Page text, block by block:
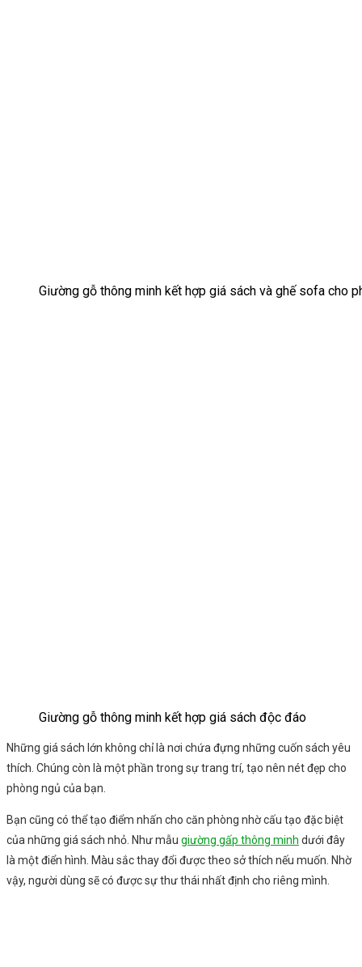
Giường gỗ thông minh kết hợp giá sách và ghế sofa cho
Giường gỗ thông minh kết hợp giá sách độc đáo
Những giá sách lớn không chỉ là nơi chứa đựng những cuốn sách yêu
thích. Chúng còn là một phần trong sự trang trí, tạo nên nét đẹp cho
phòng ngủ của bạn.
Bạn cũng có thể tạo điểm nhấn cho căn phòng nhờ cấu tạo đặc biệt
của những giá sách nhỏ. Như mẫu giường gấp thông minh dưới đây
là một điển hình. Màu sắc thay đổi được theo sở thích nếu muốn. Nhờ
vậy, người dùng sẽ có được sự thư thái nhất định cho riêng mình.